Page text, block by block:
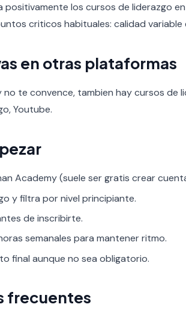
positivamente los cursos de liderazgo
criticos habituales: calidad
en otras plataformas
no te convence, tambien hay cursos de
Youtube.
Academy (suele ser gratis crear
y filtra por nivel principiante.
de inscribirte.
semanales para mantener ritmo.
final aunque no sea obligatorio.
frecuentes